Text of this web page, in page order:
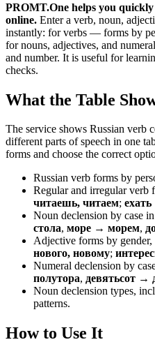
PROMT.One helps you
online. Enter a verb, noun,
instantly: for verbs — forms by
for nouns, adjectives, and
and number. It is useful for
checks.
What the Table
The service shows Russian verb
different parts of speech in one
forms and choose the correct
Russian verb forms by
Regular and irregular verb
читаешь, читаем;
Noun declension by case
стола, море → морем,
Adjective forms by gender,
нового, новому;
Numeral declension by
полутора, девятьсот →
Noun declension types,
patterns.
How to Use It